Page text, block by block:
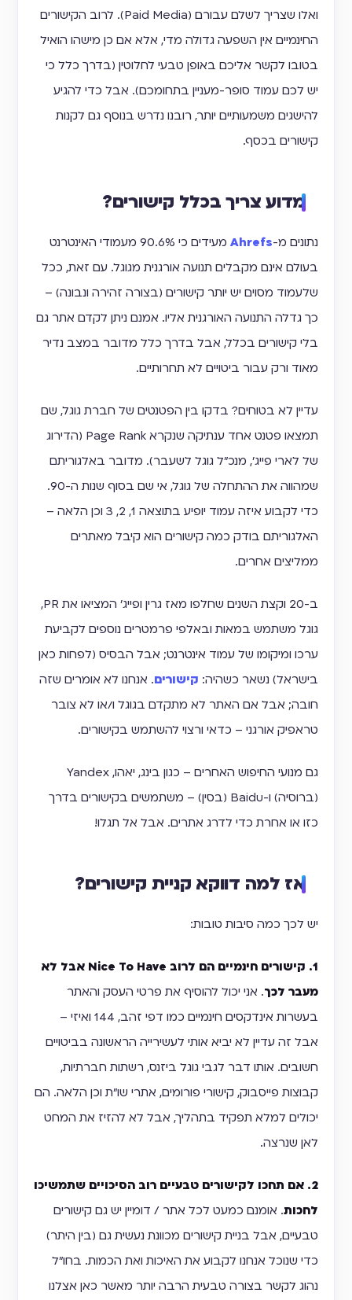
ואלו שצריך לשלם עבורם (Paid Media). לרוב הקישורים
החינמיים אין השפעה גדולה מדי, אלא אם כן מישהו הואיל
בטובו לקשר אליכם באופן טבעי לחלוטין (בדרך כלל כי
יש לכם עמוד סופר-מעניין בתחומכם). אבל כדי להגיע
להישגים משמעותיים יותר, רובנו נדרש בנוסף גם לקנות
קישורים בכסף.
מדוע צריך בכלל קישורים?
נתונים מ-Ahrefs
מעידים כי 90.6% מעמודי האינטרנט
בעולם אינם מקבלים תנועה אורגנית מגוגל. עם זאת, ככל
שלעמוד מסוים יש יותר קישורים (בצורה זהירה ונבונה) –
כך גדלה התנועה האורגנית אליו. אמנם ניתן לקדם אתר גם
בלי קישורים בכלל, אבל בדרך כלל מדובר במצב נדיר
מאוד ורק עבור ביטויים לא תחרותיים.
עדיין לא בטוחים? בדקו בין הפטנטים של חברת גוגל, שם
תמצאו פטנט אחד ענתיקה שנקרא Page Rank (הדירוג
של לארי פייג', מנכ"ל גוגל לשעבר). מדובר באלגוריתם
שמהווה את ההתחלה של גוגל, אי שם בסוף שנות ה-90.
כדי לקבוע איזה עמוד יופיע בתוצאה 1, 2, 3 וכן הלאה –
האלגוריתם בודק כמה קישורים הוא קיבל מאתרים
ממליצים אחרים.
ב-20 וקצת השנים שחלפו מאז גרין ופייג' המציאו את PR,
גוגל משתמש במאות ובאלפי פרמטרים נוספים לקביעת
ערכו ומיקומו של עמוד אינטרנט; אבל הבסיס (לפחות כאן
בישראל) נשאר כשהיה: קישורים. אנחנו לא אומרים שזה
חובה; אבל אם האתר לא מתקדם בגוגל ו/או לא צובר
טראפיק אורגני – כדאי ורצוי להשתמש בקישורים.
גם מנועי החיפוש האחרים – כגון בינג, יאהו, Yandex
(ברוסיה) ו-Baidu (בסין) – משתמשים בקישורים בדרך
כזו או אחרת כדי לדרג אתרים. אבל אל תגלו!
אז למה דווקא קניית קישורים?
יש לכך כמה סיבות טובות:
1. קישורים חינמיים הם לרוב Nice To Have אבל לא
מעבר לכך. אני יכול להוסיף את פרטי העסק והאתר
בעשרות אינדקסים חינמיים כמו דפי זהב, 144 ואיזי –
אבל זה עדיין לא יביא אותי לעשירייה הראשונה בביטויים
חשובים. אותו דבר לגבי גוגל ביזנס, רשתות חברתיות,
קבוצות פייסבוק, קישורי פורומים, אתרי שו"ת וכן הלאה. הם
יכולים למלא תפקיד בתהליך, אבל לא להזיז את המחט
לאן שנרצה.
2. אם תחכו לקישורים טבעיים רוב הסיכויים שתמשיכו
לחכות. אומנם כמעט לכל אתר / דומיין יש גם קישורים
טבעיים, אבל בניית קישורים מכוונת נעשית גם (בין היתר)
כדי שנוכל אנחנו לקבוע את האיכות ואת הכמות. בחו"ל
נהוג לקשר בצורה טבעית הרבה יותר מאשר כאן אצלנו